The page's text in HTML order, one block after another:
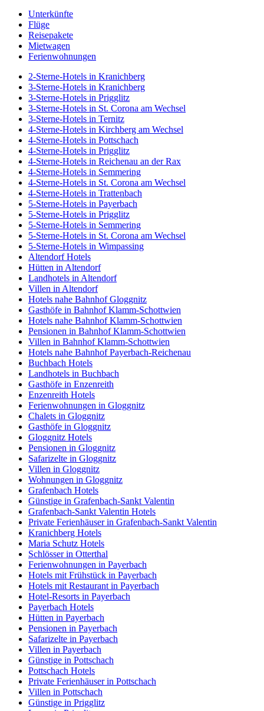
Unterkünfte
Flüge
Reisepakete
Mietwagen
Ferienwohnungen
2-Sterne-Hotels in Kranichberg
3-Sterne-Hotels in Kranichberg
3-Sterne-Hotels in Prigglitz
3-Sterne-Hotels in St. Corona am Wechsel
3-Sterne-Hotels in Ternitz
4-Sterne-Hotels in Kirchberg am Wechsel
4-Sterne-Hotels in Pottschach
4-Sterne-Hotels in Prigglitz
4-Sterne-Hotels in Reichenau an der Rax
4-Sterne-Hotels in Semmering
4-Sterne-Hotels in St. Corona am Wechsel
4-Sterne-Hotels in Trattenbach
5-Sterne-Hotels in Payerbach
5-Sterne-Hotels in Prigglitz
5-Sterne-Hotels in Semmering
5-Sterne-Hotels in St. Corona am Wechsel
5-Sterne-Hotels in Wimpassing
Altendorf Hotels
Hütten in Altendorf
Landhotels in Altendorf
Villen in Altendorf
Hotels nahe Bahnhof Gloggnitz
Gasthöfe in Bahnhof Klamm-Schottwien
Hotels nahe Bahnhof Klamm-Schottwien
Pensionen in Bahnhof Klamm-Schottwien
Villen in Bahnhof Klamm-Schottwien
Hotels nahe Bahnhof Payerbach-Reichenau
Buchbach Hotels
Landhotels in Buchbach
Gasthöfe in Enzenreith
Enzenreith Hotels
Ferienwohnungen in Gloggnitz
Chalets in Gloggnitz
Gasthöfe in Gloggnitz
Gloggnitz Hotels
Pensionen in Gloggnitz
Safarizelte in Gloggnitz
Villen in Gloggnitz
Wohnungen in Gloggnitz
Grafenbach Hotels
Günstige in Grafenbach-Sankt Valentin
Grafenbach-Sankt Valentin Hotels
Private Ferienhäuser in Grafenbach-Sankt Valentin
Kranichberg Hotels
Maria Schutz Hotels
Schlösser in Otterthal
Ferienwohnungen in Payerbach
Hotels mit Frühstück in Payerbach
Hotels mit Restaurant in Payerbach
Hotel-Resorts in Payerbach
Payerbach Hotels
Hütten in Payerbach
Pensionen in Payerbach
Safarizelte in Payerbach
Villen in Payerbach
Günstige in Pottschach
Pottschach Hotels
Private Ferienhäuser in Pottschach
Villen in Pottschach
Günstige in Prigglitz